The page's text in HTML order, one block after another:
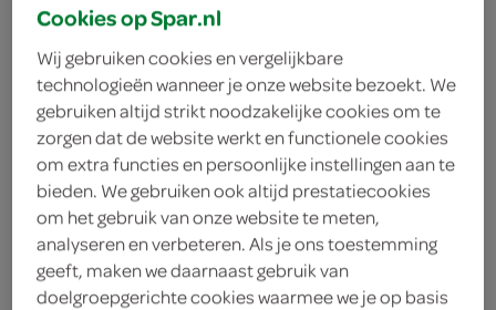
g'woon hondenvoer
zachte mini brokken met
Cookies op Spar.nl
Wij gebruiken cookies en vergelijkbare
technologieën wanneer je onze website bezoekt. We
gebruiken altijd strikt noodzakelijke cookies om te
zorgen dat de website werkt en functionele cookies
om extra functies en persoonlijke instellingen aan te
bieden. We gebruiken ook altijd prestatiecookies
om het gebruik van onze website te meten,
analyseren en verbeteren. Als je ons toestemming
geeft, maken we daarnaast gebruik van
doelgroepgerichte cookies waarmee we je op basis